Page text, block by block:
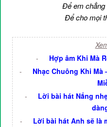
Để em chẳng
Để cho mọi
-
Hợp âm Khi Mà
-
Nhạc Chuông Khi Mà
-
Lời bài hát Nắng
-
Lời bài hát Anh sẽ là